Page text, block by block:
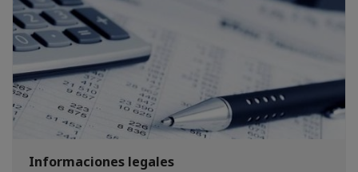
Informaciones legales